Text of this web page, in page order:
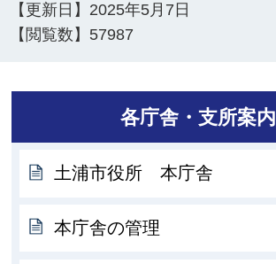
【更新日】 2025年5月7日
【閲覧数】 57987
各庁舎・支所案内
土浦市役所 本庁舎
本庁舎の管理